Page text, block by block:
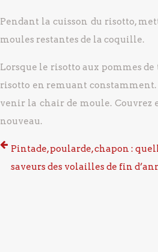
Pendant la cuisson du risotto,
moules restantes de la coquille.
Lorsque le risotto aux pommes
risotto en remuant constamment.
venir la chair de moule. Couvrez
nouveau.
Pintade, poularde, chapon :
saveurs des volailles de fin